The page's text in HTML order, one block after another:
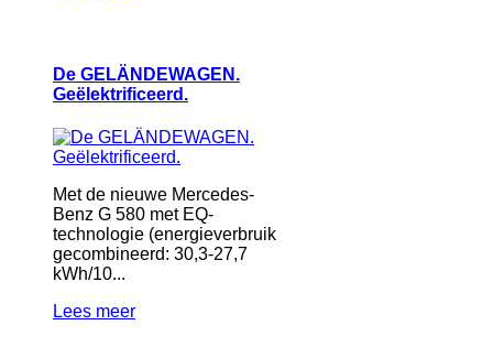
De GELÄNDEWAGEN.
Geëlektrificeerd.
Met de nieuwe Mercedes-
Benz G 580 met EQ-
technologie (energieverbruik
gecombineerd: 30,3-27,7
kWh/10...
Lees meer